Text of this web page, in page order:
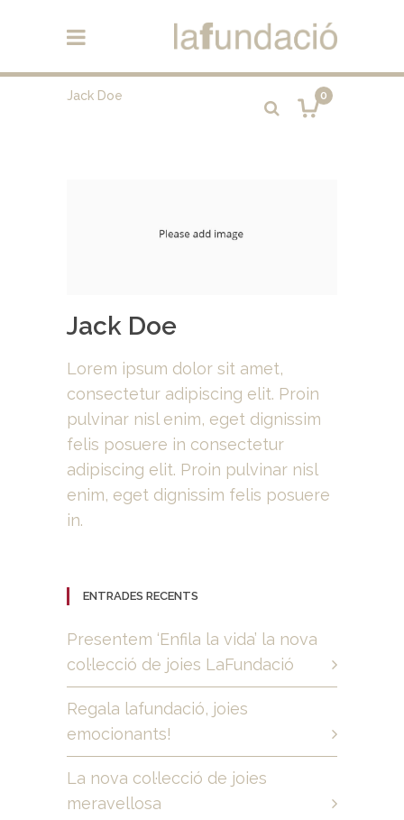
0
Jack Doe
Jack Doe
Lorem ipsum dolor sit amet,
consectetur adipiscing elit. Proin
pulvinar nisl enim, eget dignissim
felis posuere in consectetur
adipiscing elit. Proin pulvinar nisl
enim, eget dignissim felis posuere
in.
ENTRADES RECENTS
Presentem ‘Enfila la vida’ la nova
col·lecció de joies LaFundació
Regala lafundació, joies
emocionants!
La nova col·lecció de joies
meravellosa